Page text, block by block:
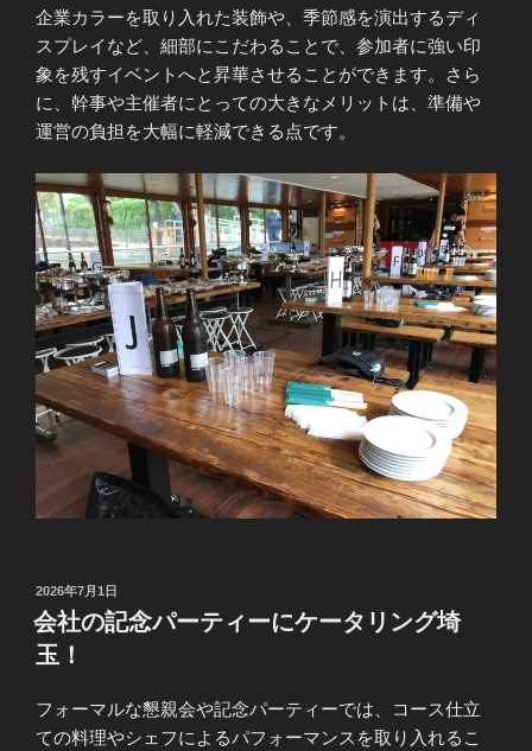
企業カラーを取り入れた装飾や、季節感を演出するディ
スプレイなど、細部にこだわることで、参加者に強い印
象を残すイベントへと昇華させることができます。さら
に、幹事や主催者にとっての大きなメリットは、準備や
運営の負担を大幅に軽減できる点です。
投
稿
日:
2026年7月1日
会社の記念パーティーにケータリング埼
玉！
フォーマルな懇親会や記念パーティーでは、コース仕立
ての料理やシェフによるパフォーマンスを取り入れるこ